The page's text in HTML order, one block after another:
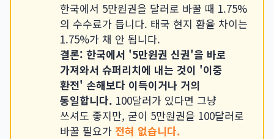
한국에서 5만원권을 달러로 바꿀 때 1.75%
의 수수료가 듭니다. 태국 현지 환율 차이는
1.75%가 채 안 됩니다.
결론: 한국에서 '5만원권 신권'을 바로
가져와서 슈퍼리치에 내는 것이 '이중
환전' 손해보다 이득이거나 거의
동일합니다. 100달러가 있다면 그냥
쓰셔도 좋지만, 굳이 5만원권을 100달러로
바꿀 필요가 전혀 없습니다.